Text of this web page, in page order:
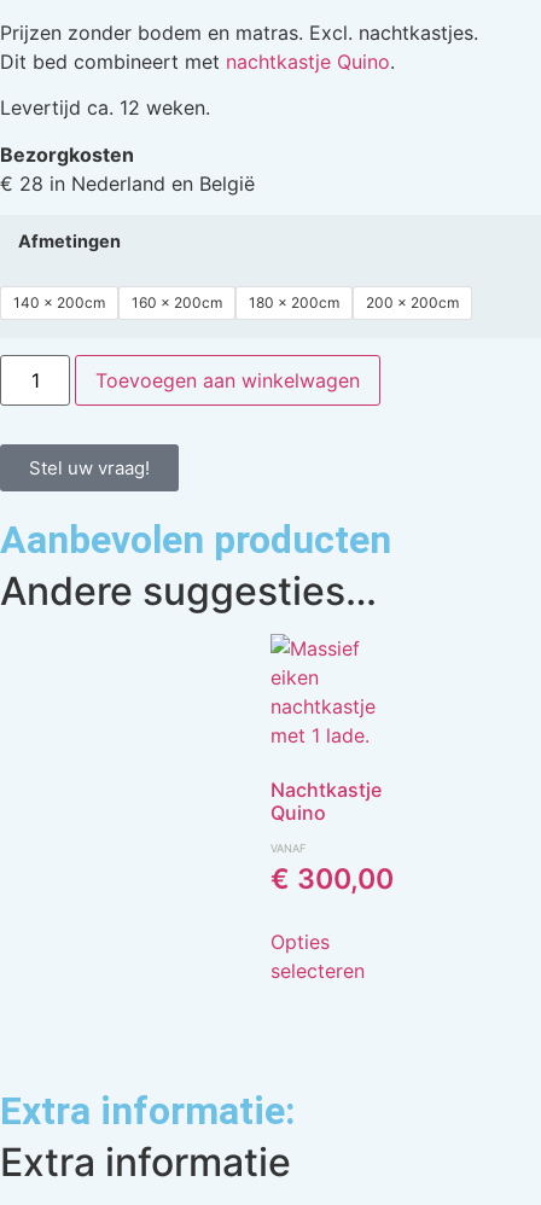
Prijzen zonder bodem en matras. Excl. nachtkastjes.
Dit bed combineert met nachtkastje Quino.
Levertijd ca. 12 weken.
Bezorgkosten
€ 28 in Nederland en België
Afmetingen
140 x 200cm 160 x 200cm 180 x 200cm 200 x 200cm
Toevoegen aan winkelwagen
Stel uw vraag!
Aanbevolen producten
Andere suggesties…
Nachtkastje
Quino
VANAF
€ 300,00
Opties
selecteren
Extra informatie:
Extra informatie